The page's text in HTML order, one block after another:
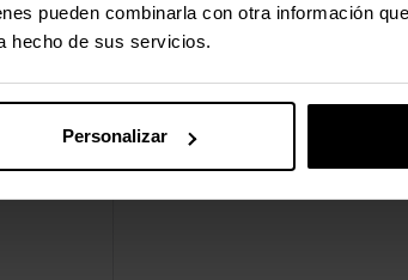
pueden combinarla con otra información
hecho de sus servicios.
Personalizar